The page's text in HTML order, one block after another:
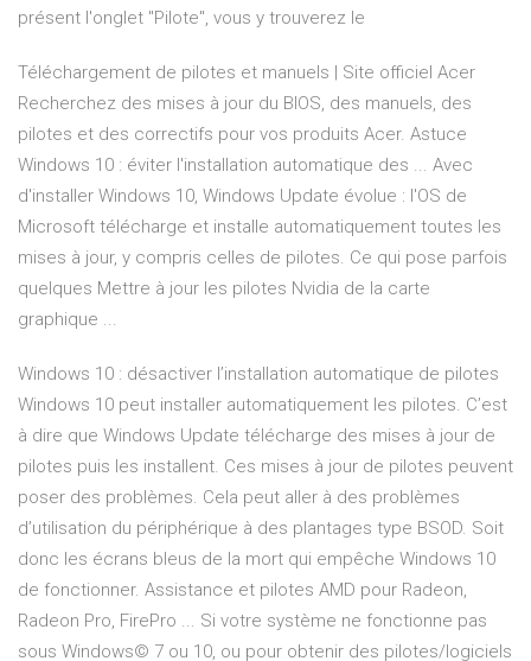
présent l'onglet "Pilote", vous y trouverez le
Téléchargement de pilotes et manuels | Site officiel Acer
Recherchez des mises à jour du BIOS, des manuels, des
pilotes et des correctifs pour vos produits Acer. Astuce
Windows 10 : éviter l'installation automatique des ... Avec
d'installer Windows 10, Windows Update évolue : l'OS de
Microsoft télécharge et installe automatiquement toutes les
mises à jour, y compris celles de pilotes. Ce qui pose parfois
quelques Mettre à jour les pilotes Nvidia de la carte
graphique ...
Windows 10 : désactiver l’installation automatique de pilotes
Windows 10 peut installer automatiquement les pilotes. C’est
à dire que Windows Update télécharge des mises à jour de
pilotes puis les installent. Ces mises à jour de pilotes peuvent
poser des problèmes. Cela peut aller à des problèmes
d’utilisation du périphérique à des plantages type BSOD. Soit
donc les écrans bleus de la mort qui empêche Windows 10
de fonctionner. Assistance et pilotes AMD pour Radeon,
Radeon Pro, FirePro ... Si votre système ne fonctionne pas
sous Windows© 7 ou 10, ou pour obtenir des pilotes/logiciels